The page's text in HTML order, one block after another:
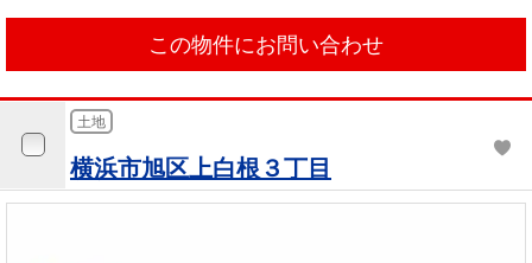
この物件にお問い合わせ
土地
横浜市旭区上白根３丁目